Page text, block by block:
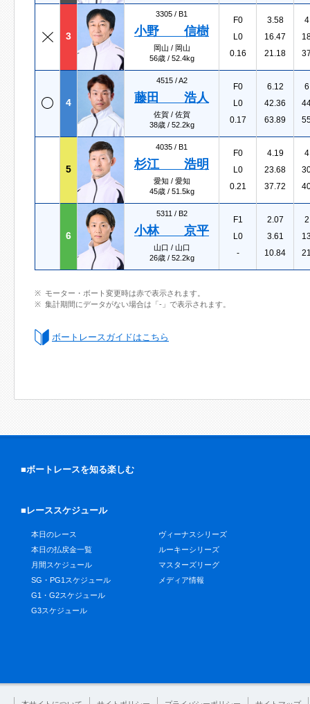
3
3305 / B1
小野 信樹
岡山 / 岡山
56歳 / 52.4kg
F0
L0
0.16
3.58
16.47
21.18
4
4515 /A2
藤田 浩人
佐賀 / 佐賀
38歳 / 52.2kg
F0
L0
0.17
6.12
42.36
63.89
5
4035 / B1
杉江 浩明
愛知 / 愛知
45歳 / 51.5kg
F0
L0
0.21
4.19
23.68
37.72
6
5311 / B2
小林 京平
山口 / 山口
26歳 / 52.2kg
F1
L0
-
2.07
3.61
10.84
モーター・ボート変更時は赤で表示されます。
集計期間にデータがない場合は「-」で表示されます。
ボートレースガイドはこちら
■ボートレースを知る楽しむ
■レーススケジュール
本日のレース
本日の払戻金一覧
月間スケジュール
SG・PG1スケジュール
G1・G2スケジュール
G3スケジュール
ヴィーナスシリーズ
ルーキーシリーズ
マスターズリーグ
メディア情報